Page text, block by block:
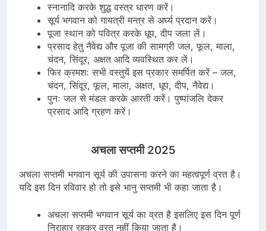
स्नानादि करके शुद्ध वस्त्र धारण करें।
सूर्य भगवान को गायत्री मन्त्र से अर्घ्य प्रदान करें।
पूजा स्थान को पवित्र करके धूप, दीप जला लें।
प्रसाद हेतु नैवेद्य और पूजा की सामग्री जल, फूल, माला,
चंदन, सिंदूर, अक्षत आदि व्यवस्थित कर लें।
फिर क्रमशः सभी वस्तुयें इस प्रकार समर्पित करें – जल,
चंदन, सिंदूर, फूल, माला, अक्षत, धूप, दीप, नैवेद्य।
पुनः जल से मंडल करके आरती करें। पुष्पांजलि देकर
प्रसाद आदि ग्रहण करें।
अचला सप्तमी 2025
अचला सप्तमी भगवान सूर्य की उपासना करने का महत्वपूर्ण व्रत है।
यदि इस दिन रविवार हो तो इसे भानु सप्तमी भी कहा जाता है।
अचला सप्तमी भगवान सूर्य का व्रत है इसलिए इस दिन पूर्ण
निराहार रहकर व्रत नहीं किया जाता है।